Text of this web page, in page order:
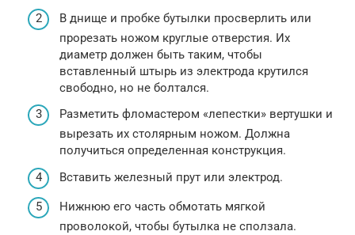
В днище и пробке бутылки просверлить или
прорезать ножом круглые отверстия. Их
диаметр должен быть таким, чтобы
вставленный штырь из электрода крутился
свободно, но не болтался.
Разметить фломастером «лепестки» вертушки и
вырезать их столярным ножом. Должна
получиться определенная конструкция.
Вставить железный прут или электрод.
Нижнюю его часть обмотать мягкой
проволокой, чтобы бутылка не сползала.